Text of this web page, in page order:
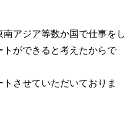
アジア等数か国で仕事をし
ができると考えたからで
させていただいておりま